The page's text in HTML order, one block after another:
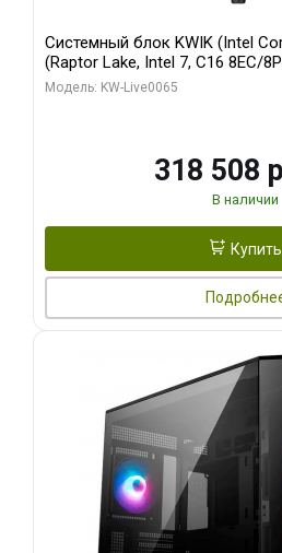
Системный блок KWIK (Intel
(Raptor Lake, Intel 7, C16 8EC/
модуля)/ ASUS RTX5080
Модель: KW-Live0065
318 508
В наличии
Купить